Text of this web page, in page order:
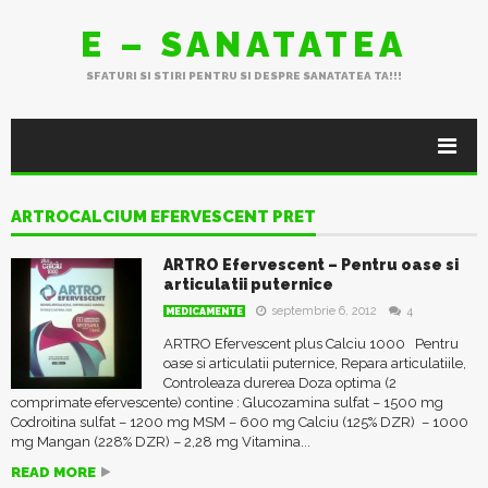
E – SANATATEA
SFATURI SI STIRI PENTRU SI DESPRE SANATATEA TA!!!
ARTROCALCIUM EFERVESCENT PRET
ARTRO Efervescent – Pentru oase si
articulatii puternice
MEDICAMENTE septembrie 6, 2012 4
ARTRO Efervescent plus Calciu 1000 Pentru
oase si articulatii puternice, Repara articulatiile,
Controleaza durerea Doza optima (2
comprimate efervescente) contine : Glucozamina sulfat – 1500 mg
Codroitina sulfat – 1200 mg MSM – 600 mg Calciu (125% DZR) – 1000
mg Mangan (228% DZR) – 2,28 mg Vitamina...
READ MORE